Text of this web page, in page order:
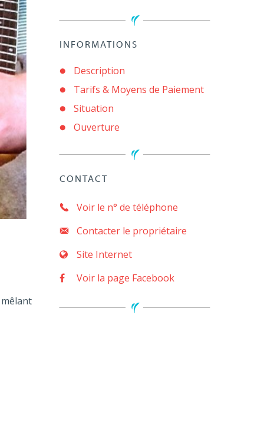
INFORMATIONS
Description
Tarifs & Moyens de Paiement
Situation
Ouverture
CONTACT
Voir le n° de téléphone
Contacter le propriétaire
Site Internet
Voir la page Facebook